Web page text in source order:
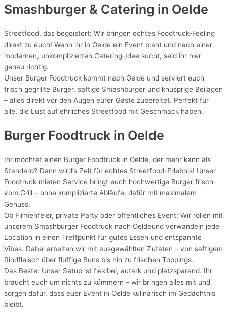
Smashburger & Catering in Oelde
Streetfood, das begeistert: Wir bringen echtes Foodtruck-Feeling
direkt zu euch! Wenn ihr in Oelde ein Event plant und nach einer
modernen, unkomplizierten Catering-Idee sucht, seid ihr hier
genau richtig.
Unser Burger Foodtruck kommt nach Oelde und serviert euch
frisch gegrillte Burger, saftige Smashburger und knusprige Beilagen
– alles direkt vor den Augen eurer Gäste zubereitet. Perfekt für
alle, die Lust auf ehrliches Streetfood mit Geschmack haben.
Burger Foodtruck in Oelde
Ihr möchtet einen Burger Foodtruck in Oelde, der mehr kann als
Standard? Dann wird’s Zeit für echtes Streetfood-Erlebnis! Unser
Foodtruck mieten Service bringt euch hochwertige Burger frisch
vom Grill – ohne komplizierte Abläufe, dafür mit maximalem
Genuss.
Ob Firmenfeier, private Party oder öffentliches Event: Wir rollen mit
unserem Smashburger Foodtruck nach Oeldeund verwandeln jede
Location in einen Treffpunkt für gutes Essen und entspannte
Vibes. Dabei arbeiten wir mit ausgewählten Zutaten – von saftigem
Rindfleisch über fluffige Buns bis hin zu frischen Toppings.
Das Beste: Unser Setup ist flexibel, autark und platzsparend. Ihr
braucht euch um nichts zu kümmern – wir bringen alles mit und
sorgen dafür, dass euer Event in Oelde kulinarisch im Gedächtnis
bleibt.